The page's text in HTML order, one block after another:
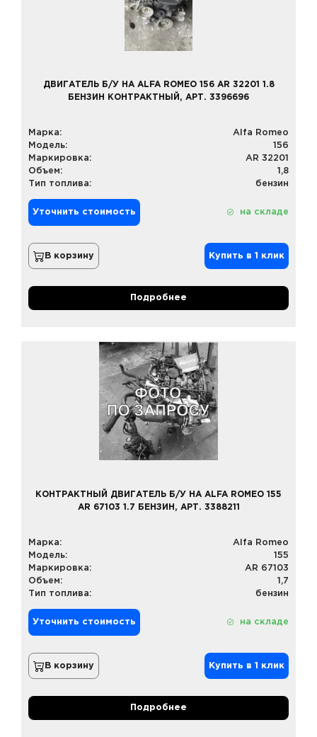
ДВИГАТЕЛЬ Б/У НА ALFA ROMEO 156 AR 32201 1.8
БЕНЗИН КОНТРАКТНЫЙ, АРТ. 3396696
Марка:
Alfa Romeo
Модель:
156
Маркировка:
AR 32201
Объем:
1,8
Тип топлива:
бензин
Уточнить стоимость на складе
В корзину Купить в 1 клик
Подробнее
КОНТРАКТНЫЙ ДВИГАТЕЛЬ Б/У НА ALFA ROMEO 155
AR 67103 1.7 БЕНЗИН, АРТ. 3388211
Марка:
Alfa Romeo
Модель:
155
Маркировка:
AR 67103
Объем:
1,7
Тип топлива:
бензин
Уточнить стоимость на складе
В корзину Купить в 1 клик
Подробнее